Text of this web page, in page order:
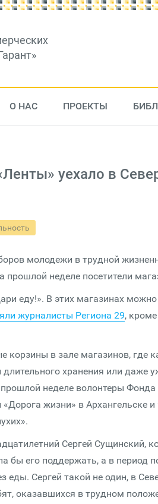
О НАС ПРОЕКТЫ
уехало в
молодежи в трудной
неделе посетители
еду!». В этих магазинах
журналисты Региона 29,
корзины в зале магазинов, где
хранения или даже
неделе волонтеры
жизни» в Архангельске
Сергей Сущинский,
бы его поддержать, а в период
еды. Сергей такой не один, в
оказавшихся в трудном